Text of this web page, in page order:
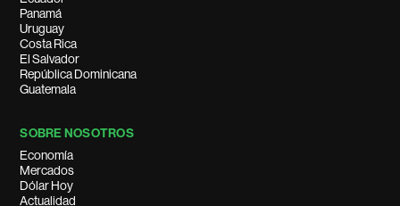
Panamá
Uruguay
Costa Rica
El Salvador
República Dominicana
Guatemala
SOBRE NOSOTROS
Economía
Mercados
Dólar Hoy
Actualidad